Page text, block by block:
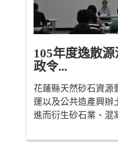
105年度逸散
政令...
花蓮縣天然砂石資源
運以及公共造產興辦
進而衍生砂石業、混